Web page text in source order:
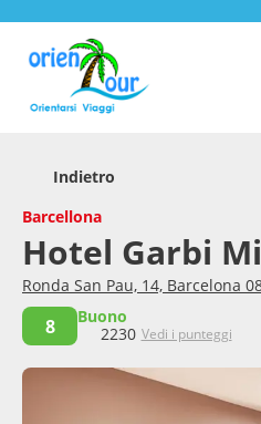
Indietro
Barcellona
Hotel Garbi
Ronda San Pau, 14, Barcelona
8
Buono
2230 Vedi i punteggi